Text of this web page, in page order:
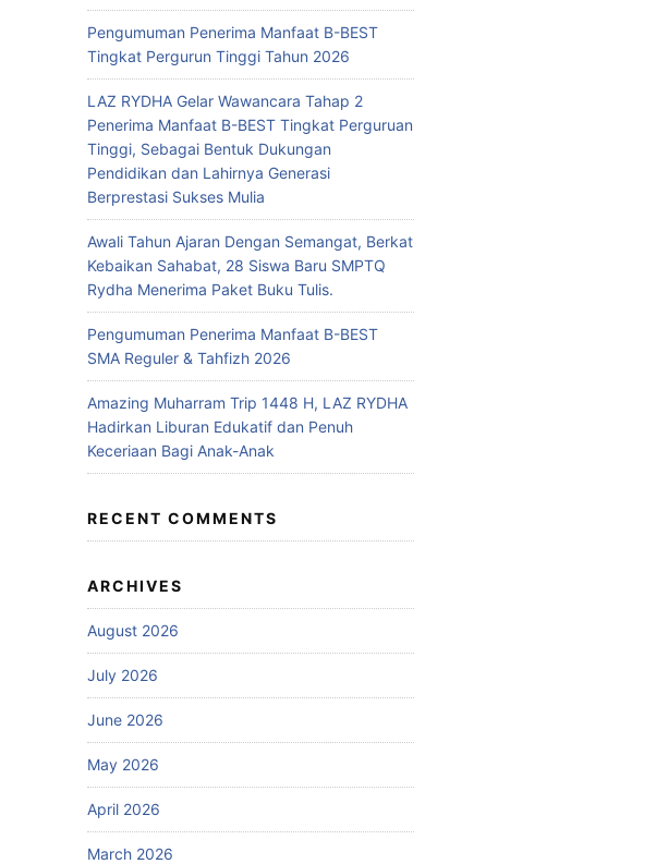
c
h
f
o
r
:
Pengumuman Penerima Manfaat B-BEST
Tingkat Pergurun Tinggi Tahun 2026
LAZ RYDHA Gelar Wawancara Tahap 2
Penerima Manfaat B-BEST Tingkat Perguruan
Tinggi, Sebagai Bentuk Dukungan
Pendidikan dan Lahirnya Generasi
Berprestasi Sukses Mulia
Awali Tahun Ajaran Dengan Semangat, Berkat
Kebaikan Sahabat, 28 Siswa Baru SMPTQ
Rydha Menerima Paket Buku Tulis.
Pengumuman Penerima Manfaat B-BEST
SMA Reguler & Tahfizh 2026
Amazing Muharram Trip 1448 H, LAZ RYDHA
Hadirkan Liburan Edukatif dan Penuh
Keceriaan Bagi Anak-Anak
RECENT COMMENTS
ARCHIVES
August 2026
July 2026
June 2026
May 2026
April 2026
March 2026